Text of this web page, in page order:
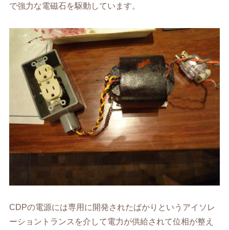
で強力な電磁石を駆動しています。
CDPの電源には専用に開発されたばかりというアイソレ
ーショントランスを介して電力が供給されて位相が整え